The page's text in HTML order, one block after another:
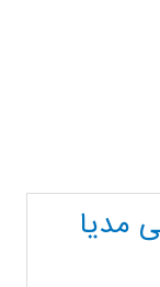
مدیا